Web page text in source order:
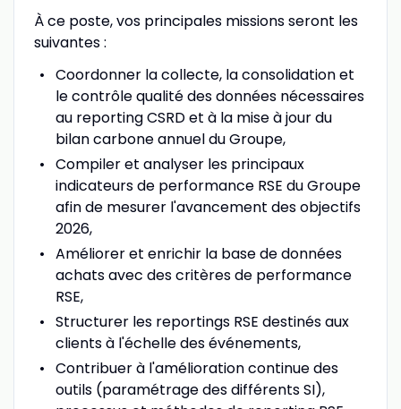
À ce poste, vos principales missions seront les
suivantes :
Coordonner la collecte, la consolidation et
le contrôle qualité des données nécessaires
au reporting CSRD et à la mise à jour du
bilan carbone annuel du Groupe,
Compiler et analyser les principaux
indicateurs de performance RSE du Groupe
afin de mesurer l'avancement des objectifs
2026,
Améliorer et enrichir la base de données
achats avec des critères de performance
RSE,
Structurer les reportings RSE destinés aux
clients à l'échelle des événements,
Contribuer à l'amélioration continue des
outils (paramétrage des différents SI),